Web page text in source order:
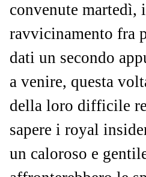
convenute
ravvicinamento fra
dati un secondo
a venire, questa
della loro difficile
sapere i royal
un caloroso e